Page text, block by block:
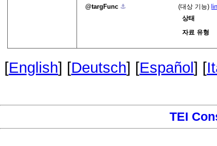
targFunc ⚓︎ (대상 기능)
상태
자료 유형
[English] [Deutsch] [Español ] [
TEI